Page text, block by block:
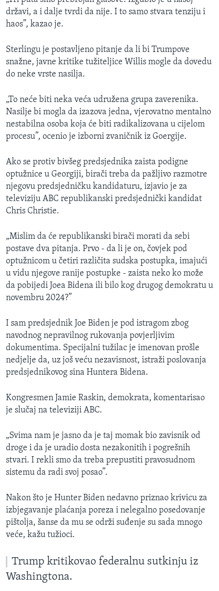
državi, a i dalje tvrdi da nije. I to samo stvara tenziju i
haos”, kazao je.
Sterlingu je postavljeno pitanje da li bi Trumpove
snažne, javne kritike tužiteljice Willis mogle da dovedu
do neke vrste nasilja.
„To neće biti neka veća udružena grupa zaverenika.
Nasilje bi mogla da izazova jedna, vjerovatno mentalno
nestabilna osoba koja će biti radikalizovana u cijelom
procesu”, ocenio je izborni zvaničnik iz Goergije.
Ako se protiv bivšeg predsjednika zaista podigne
optužnice u Georgiji, birači treba da pažljivo razmotre
njegovu predsjedničku kandidaturu, izjavio je za
televiziju ABC republikanski predsjednički kandidat
Chris Christie.
„Mislim da će republikanski birači morati da sebi
postave dva pitanja. Prvo - da li je on, čovjek pod
optužnicom u četiri različita sudska postupka, imajući
u vidu njegove ranije postupke - zaista neko ko može
da pobijedi Joea Bidena ili bilo kog drugog demokratu u
novembru 2024?”
I sam predsjednik Joe Biden je pod istragom zbog
navodnog nepravilnog rukovanja povjerljivim
dokumentima. Specijalni tužilac je imenovan prošle
nedjelje da, uz još veću nezavisnost, istraži poslovanja
predsjednikovog sina Huntera Bidena.
Kongresmen Jamie Raskin, demokrata, komentarisao
je slučaj na televiziji ABC.
„Svima nam je jasno da je taj momak bio zavisnik od
droge i da je uradio dosta nezakonitih i pogrešnih
stvari. I rekli smo da treba prepustiti pravosudnom
sistemu da radi svoj posao”.
Nakon što je Hunter Biden nedavno priznao krivicu za
izbjegavanje plaćanja poreza i nelegalno posedovanje
pištolja, šanse da mu se održi suđenje su sada mnogo
veće, kažu tužioci.
Trump kritikovao federalnu sutkinju iz
Washingtona.